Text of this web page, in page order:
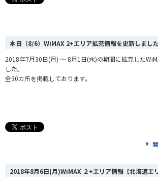
本日（8/6）WiMAX 2+エリア拡充情報を更新しました
2018年7月30日(月) ～ 8月1日(水)の期間に拡充した
した。
全30カ所を掲載しております。
2018年8月6日(月)WiMAX ２+エリア情報【北海道エリ